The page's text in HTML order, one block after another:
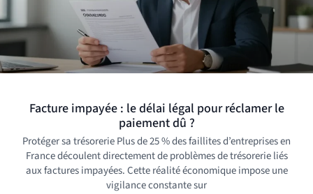
Facture impayée : le délai légal pour réclamer le
paiement dû ?
Protéger sa trésorerie Plus de 25 % des faillites d’entreprises en
France découlent directement de problèmes de trésorerie liés
aux factures impayées. Cette réalité économique impose une
vigilance constante sur